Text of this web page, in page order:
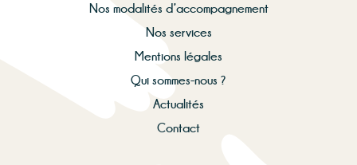
Nos modalités d’accompagnement
Nos services
Mentions légales
Qui sommes-nous ?
Actualités
Contact